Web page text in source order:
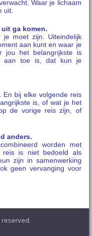
Waar je lichaam
uit.
ga komen.
moet zijn. Uiteindelijk
aan kunt en waar je
jou het belangrijkste is
aan toe is, dat kun je
En bij elke volgende reis
is, of wat je het
de vorige reis zijn, of
anders.
worden met
reis is niet bedoeld als
zijn in samenwerking
geen vervanging voor
reserved.